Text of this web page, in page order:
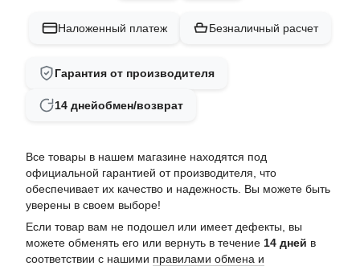
Наложенный платеж Безналичный расчет
Гарантия от производителя
14 днейобмен/возврат
Все товары в нашем магазине находятся под
официальной гарантией от производителя, что
обеспечивает их качество и надежность. Вы можете быть
уверены в своем выборе!
Если товар вам не подошел или имеет дефекты, вы
можете обменять его или вернуть в течение 14 дней в
соответствии с нашими правилами обмена и